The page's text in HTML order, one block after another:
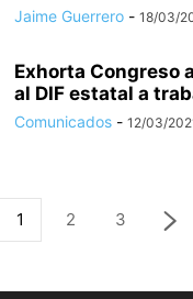
Jaime Guerrero - 18/03/
Exhorta Congreso
al DIF estatal a
Comunicados - 12/03/
1 2 3